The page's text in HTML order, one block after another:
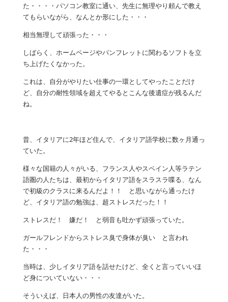
た・・・・パソコン教室に通い、先生に無理やり頼んで教え
てもらいながら、なんとか形にした・・・
相当無理して頑張った・・・
しばらく、ホームページやパンフレットに関わるソフトを立
ち上げたくなかった。
これは、自分がやりたい仕事の一環としてやったことだけ
ど、自分の耐性領域を超えてやるとこんな後遺症が残るんだ
ね。
昔、イタリアに2年ほど住んで、イタリア語学校に数ヶ月通っ
ていた。
様々な国籍の人々がいる、フランス人やスペイン人等ラテン
語圏の人たちは、最初からイタリア語をスラスラ喋る、なん
で初級のクラスに来るんだよ！！ と思いながら通ったけ
ど、イタリア語の勉強は、超ストレスだった！！
ストレスだ！ 嫌だ！ と弱音も吐かず頑張っていた。
ガールフレンドからストレス臭で身体が臭い と言われ
た・・・
当時は、少しイタリア語を話せたけど、全くと言っていいほ
ど身についていない・・・
そういえば、日本人の男性の友達がいた。